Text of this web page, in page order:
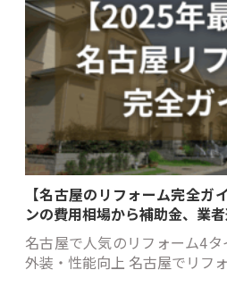
【名古屋のリフォーム完全ガ
ンの費用相場から補助金、業
名古屋で人気のリフォーム4
外装・性能向上 名古屋でリフ